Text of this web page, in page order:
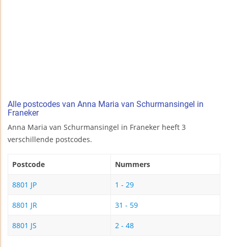
Alle postcodes van Anna Maria van Schurmansingel in
Franeker
Anna Maria van Schurmansingel in Franeker heeft 3
verschillende postcodes.
Postcode Nummers
8801 JP 1 - 29
8801 JR 31 - 59
8801 JS 2 - 48